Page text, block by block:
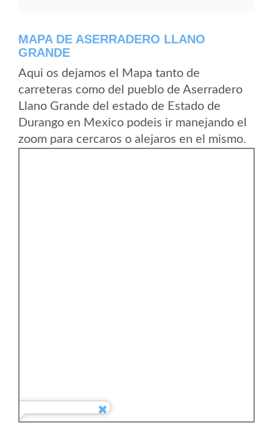
MAPA DE ASERRADERO LLANO
GRANDE
Aqui os dejamos el Mapa tanto de
carreteras como del pueblo de Aserradero
Llano Grande del estado de Estado de
Durango en Mexico podeis ir manejando el
zoom para cercaros o alejaros en el mismo.